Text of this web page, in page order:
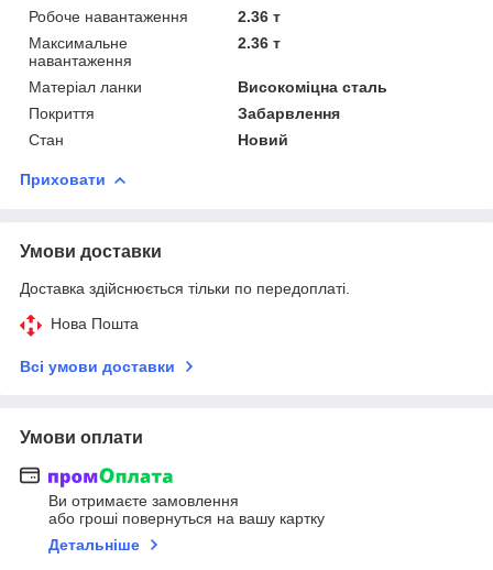
Робоче навантаження
2.36 т
Максимальне
навантаження
2.36 т
Матеріал ланки
Високоміцна сталь
Покриття
Забарвлення
Стан
Новий
Приховати
Умови доставки
Доставка здійснюється тільки по передоплаті.
Нова Пошта
Всі умови доставки
Умови оплати
Ви отримаєте замовлення
або гроші повернуться на вашу картку
Детальніше